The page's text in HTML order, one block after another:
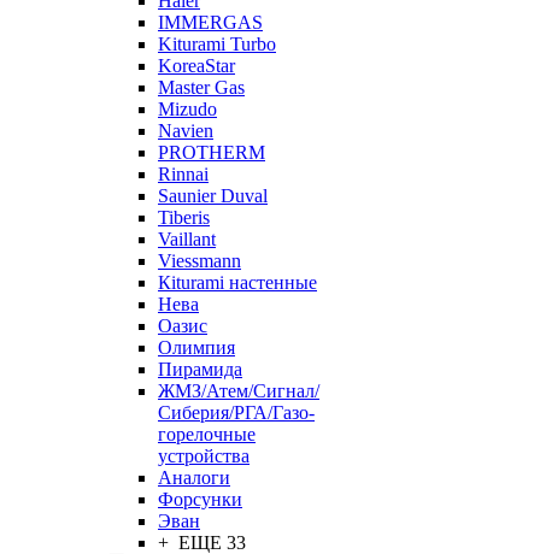
IMMERGAS
Kiturami Turbo
KoreaStar
Master Gas
Mizudo
Navien
PROTHERM
Rinnai
Saunier Duval
Tiberis
Vaillant
Viessmann
Кiturami настенные
Нева
Оазис
Олимпия
Пирамида
ЖМЗ/Атем/Сигнал/
Сиберия/РГА/Газо-
горелочные
устройства
Aналоги
Форсунки
Эван
+ ЕЩЕ 33